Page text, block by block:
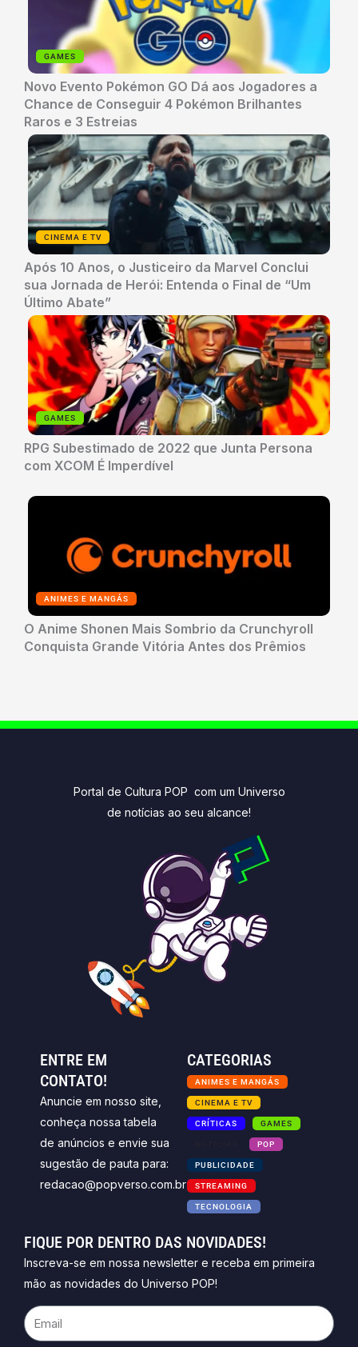
GAMES
Novo Evento Pokémon GO Dá aos Jogadores a
Chance de Conseguir 4 Pokémon Brilhantes
Raros e 3 Estreias
CINEMA E TV
Após 10 Anos, o Justiceiro da Marvel Conclui
sua Jornada de Herói: Entenda o Final de “Um
Último Abate”
GAMES
RPG Subestimado de 2022 que Junta Persona
com XCOM É Imperdível
ANIMES E MANGÁS
O Anime Shonen Mais Sombrio da Crunchyroll
Conquista Grande Vitória Antes dos Prêmios
Portal de Cultura POP com um Universo
de notícias ao seu alcance!
ENTRE EM
CONTATO!
Anuncie em nosso site,
conheça nossa tabela
de anúncios e envie sua
sugestão de pauta para:
redacao@popverso.com.br
CATEGORIAS
ANIMES E MANGÁS
CINEMA E TV
CRÍTICAS GAMES
POP
PUBLICIDADE
STREAMING
TECNOLOGIA
FIQUE POR DENTRO DAS NOVIDADES!
Inscreva-se em nossa newsletter e receba em primeira
mão as novidades do Universo POP!
Email